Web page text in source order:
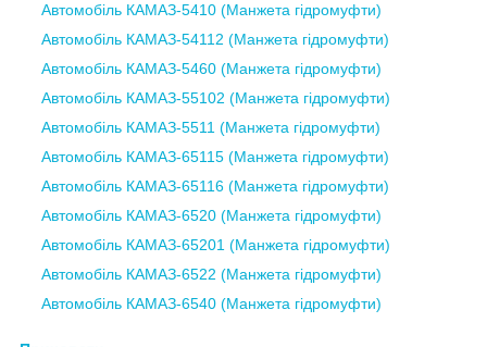
Автомобіль КАМАЗ-5410 (Манжета гідромуфти)
Автомобіль КАМАЗ-54112 (Манжета гідромуфти)
Автомобіль КАМАЗ-5460 (Манжета гідромуфти)
Автомобіль КАМАЗ-55102 (Манжета гідромуфти)
Автомобіль КАМАЗ-5511 (Манжета гідромуфти)
Автомобіль КАМАЗ-65115 (Манжета гідромуфти)
Автомобіль КАМАЗ-65116 (Манжета гідромуфти)
Автомобіль КАМАЗ-6520 (Манжета гідромуфти)
Автомобіль КАМАЗ-65201 (Манжета гідромуфти)
Автомобіль КАМАЗ-6522 (Манжета гідромуфти)
Автомобіль КАМАЗ-6540 (Манжета гідромуфти)